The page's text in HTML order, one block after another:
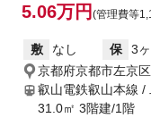
5.06万円 (管理費等
敷 なし 保 3
京都府京都市左京
叡山電鉄叡山本線 /
31.0㎡ 3階建/1階